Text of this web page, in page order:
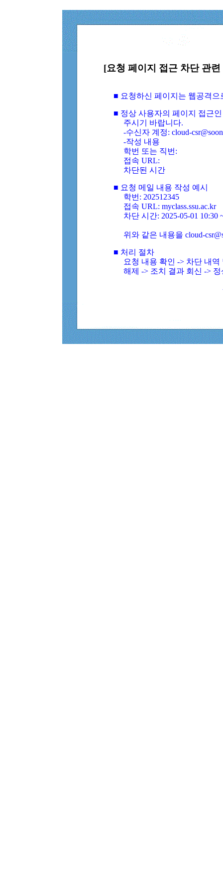
[요청 페이지 접근 차단 관
■ 요청하신 페이지는 웹공격
■ 정상 사용자의 페이지 접근
주시기 바랍니다.
-수신자 계정: cloud-
-작성 내용
학번 또는 직번:
접속 URL:
차단된 시간
■ 요청 메일 내용 작성 예시
학번: 202512345
접속 URL: myclass.ssu.ac.kr
차단 시간: 2025-05-01 10:30
위와 같은 내용을 cloud-
■ 처리 절차
요청 내용 확인 -> 차단 내
해제 -> 조치 결과 회신 ->